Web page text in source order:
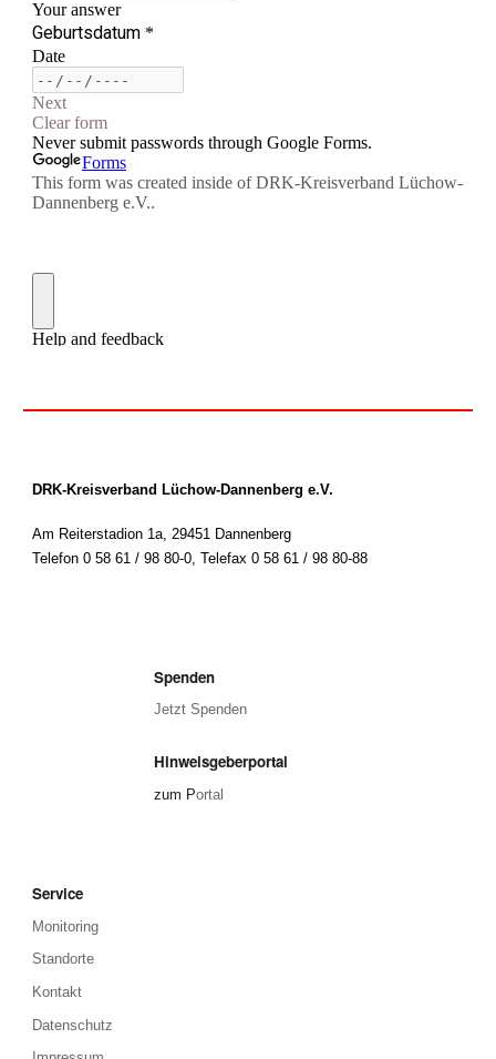
DRK-Kreisverband Lüchow-Dannenberg e.V.
Am Reiterstadion 1a, 29451 Dannenberg
Telefon 0 58 61 / 98 80-0,Telefax 0 58 61 / 98 80-88
Spenden
Jetzt Spenden
Hinweisgeberportal
zum Portal
Service
Monitoring
Standorte
Kontakt
Datenschutz